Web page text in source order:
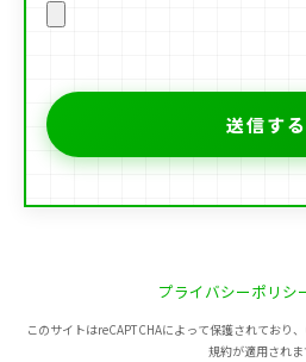
プライバシーポリシ
このサイトはreCAPTCHAによって保護されており
規約が適用されま